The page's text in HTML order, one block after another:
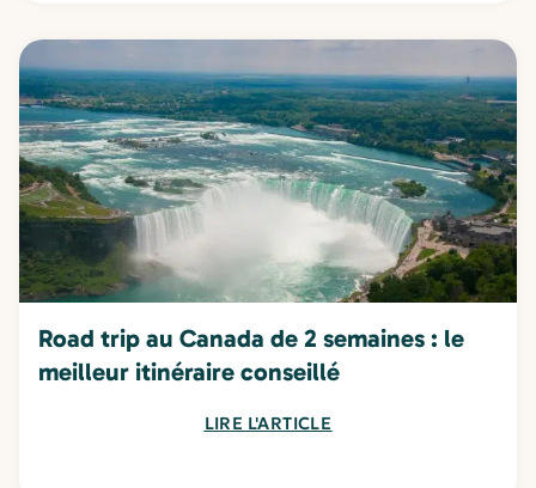
Road trip au Canada de 2 semaines : le
meilleur itinéraire conseillé
LIRE L'ARTICLE